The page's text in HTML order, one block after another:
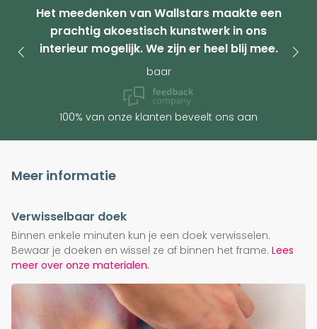
Het meedenken van Wallstars maakte een
prachtig akoestisch kunstwerk in ons
interieur mogelijk. We zijn er heel blij mee.
baar
100% van onze klanten beveelt ons aan
Meer informatie
Verwisselbaar doek
Binnen enkele minuten kun je een doek verwisselen.
Bewaar je doeken en wissel ze af binnen het frame. Lees
meer over onze materialen.